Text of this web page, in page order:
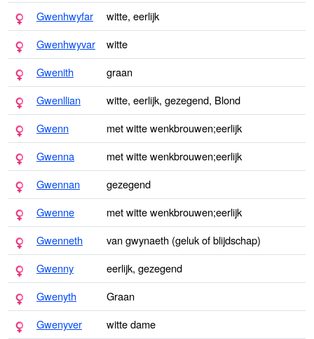
Gwenhwyfar
witte, eerlijk
Gwenhwyvar
witte
Gwenith
graan
Gwenllian
witte, eerlijk, gezegend, Blond
Gwenn
met witte wenkbrouwen;eerlijk
Gwenna
met witte wenkbrouwen;eerlijk
Gwennan
gezegend
Gwenne
met witte wenkbrouwen;eerlijk
Gwenneth
van gwynaeth (geluk of blijdschap)
Gwenny
eerlijk, gezegend
Gwenyth
Graan
Gwenyver
witte dame